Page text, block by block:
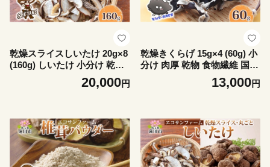
乾燥スライスしいたけ 20g×8
(160g) しいたけ 小分け 乾物
食物繊維 国産 お取り寄せ グ
ルメ こだわり 簡単調理 干し
蓮田市
20,000円
乾燥きくらげ 15g×4 (60g) 小
分け 肉厚 乾物 食物繊維 国産
お取り寄せ グルメ こだわり
簡単調理 アラゲキクラゲ き
市
13,000円